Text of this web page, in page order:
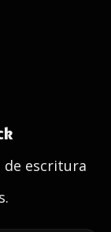
de escritura